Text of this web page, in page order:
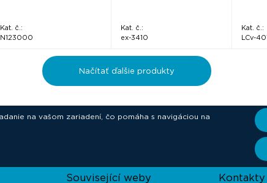
Kat. č.:
N123000
Kat. č.:
ex-3410
Kat. č.:
LCv-
Načítať ďalšie produkty
na vašom zariadení, čo pomáha s navigáciou na
Související weby Kontakty